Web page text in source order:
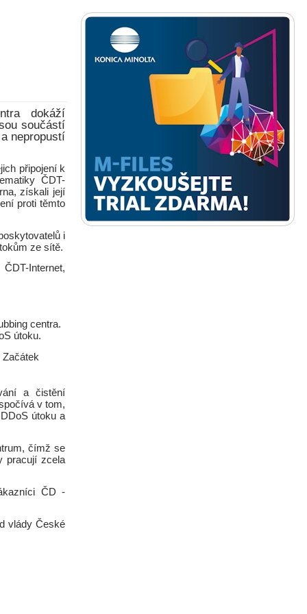
dokáží
součástí
nepropustí
připojení k
ČDT-
získali její
proti těmto
i
ze sítě.
Internet,
centra.
útoku.
Začátek
a čistění
v tom,
útoku a
čímž se
pracují zcela
ČD -
vlády České